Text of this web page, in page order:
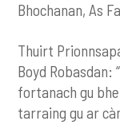
Bhochanan, As
Thuirt
Boyd Robasdan:
fortanach gu
tarraing gu ar